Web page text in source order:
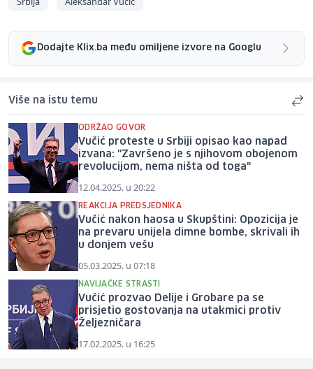
Dodajte Klix.ba među omiljene izvore na Googlu
Više na istu temu
ODRŽAO GOVOR
Vučić proteste u Srbiji opisao kao napad
izvana: "Završeno je s njihovom obojenom
revolucijom, nema ništa od toga"
12.04.2025. u 20:22
REAKCIJA PREDSJEDNIKA
Vučić nakon haosa u Skupštini: Opozicija je
na prevaru unijela dimne bombe, skrivali ih
u donjem vešu
05.03.2025. u 07:18
NAVIJAČKE STRASTI
Vučić prozvao Delije i Grobare pa se
prisjetio gostovanja na utakmici protiv
Željezničara
17.02.2025. u 16:25